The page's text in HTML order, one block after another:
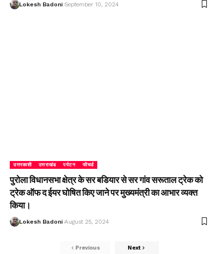
Lokesh Badoni September 10, 2024
उत्तरकाशी उत्तराखंड पर्यटन फीचर्ड
पुरोला विधानसभा क्षेत्र के सर बडियार से सर गांव सरूताल ट्रेक को
ट्रेक ऑफ द ईयर घोषित किए जाने पर मुख्यमंत्री का आभार व्यक्त
किया।
Lokesh Badoni August 25, 2024
Previous Next